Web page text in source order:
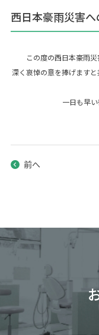
西日本豪雨災害
この度の西日本豪雨
深く哀悼の意を捧げます
一日も早
前へ